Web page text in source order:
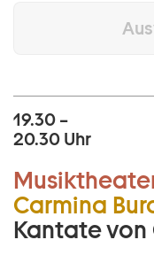
19.30 –
20.30 Uhr
Carmina
Kantate von